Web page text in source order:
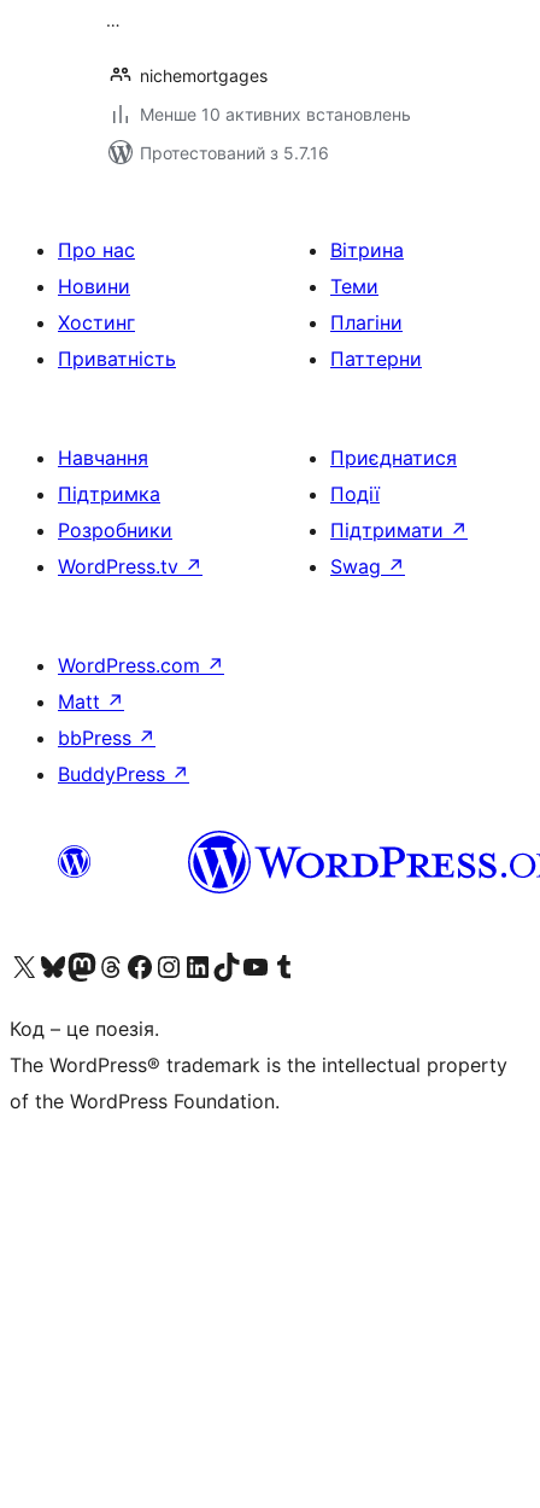
…
nichemortgages
Менше 10 активних встановлень
Протестований з 5.7.16
Про нас
Новини
Хостинг
Приватність
Вітрина
Теми
Плагіни
Паттерни
Навчання
Підтримка
Розробники
WordPress.tv ↗
Приєднатися
Події
Підтримати ↗
Swag ↗
WordPress.com ↗
Matt ↗
bbPress ↗
BuddyPress ↗
Visit our X (formerly Twitter) account
Visit our Bluesky account
Завітайте до нашої стрічки в Mastodon
Visit our Threads account
Завітайте на нашу сторінку в Facebook
Visit our Instagram account
Visit our LinkedIn account
Visit our TikTok account
Visit our YouTube channel
Visit our Tumblr account
Код – це поезія.
The WordPress® trademark is the intellectual property
of the WordPress Foundation.